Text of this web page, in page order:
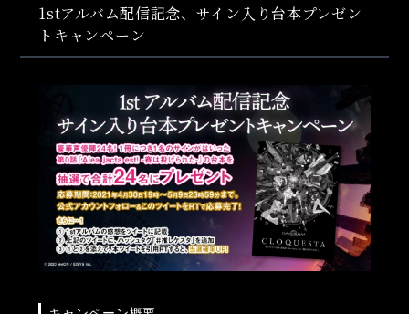
1stアルバム配信記念、サイン入り台本プレゼン
トキャンペーン